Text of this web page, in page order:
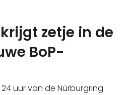
zetje in de
BoP-
uur van de Nürburgring